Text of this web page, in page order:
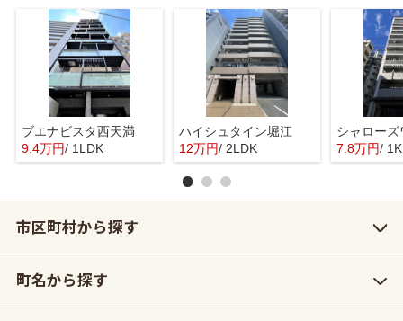
ブエナビスタ西天満
9.4万円/ 1LDK
ハイシュタイン堀江
12万円/ 2LDK
シャロー
7.8万円/ 1K
市区町村から探す
町名から探す